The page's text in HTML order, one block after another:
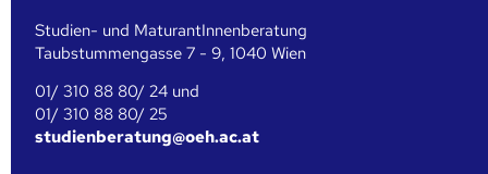
Studien- und MaturantInnenberatung
Taubstummengasse 7 - 9, 1040 Wien
01/ 310 88 80/ 24 und
01/ 310 88 80/ 25
studienberatung@oeh.ac.at